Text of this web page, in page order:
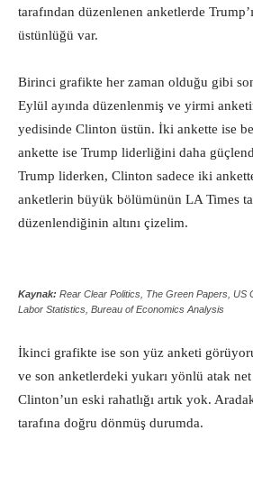
tarafından düzenlenen anketlerde
üstünlüğü var.
Birinci grafikte her zaman olduğu gibi
Eylül ayında düzenlenmiş ve yirmi
yedisinde Clinton üstün. İki ankette ise
ankette ise Trump liderliğini daha
Trump liderken, Clinton sadece iki
anketlerin büyük bölümünün LA Times
düzenlendiğinin altını çizelim.
Kaynak: Rear Clear Politics, The Green Papers, US
Labor Statistics, Bureau of Economics Analysis
İkinci grafikte ise son yüz anketi
ve son anketlerdeki yukarı yönlü atak
Clinton’un eski rahatlığı artık yok.
tarafına doğru dönmüş durumda.